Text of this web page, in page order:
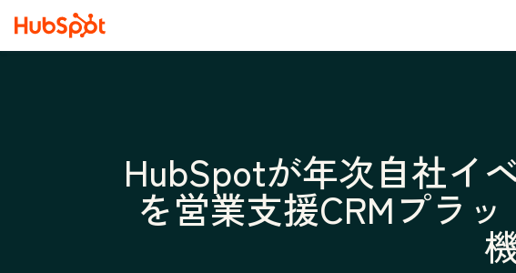
HubSpotが年次自社イ
を営業支援CRMプラ